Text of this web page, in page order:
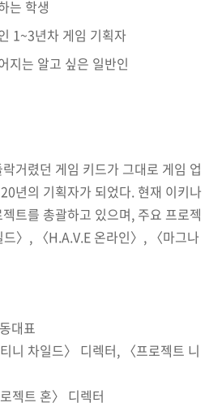
는 학생
1~3년차 게임 기획자
지는 알고 싶은 일반인
거렸던 게임 키드가 그대로 게임 업
년의 기획자가 되었다. 현재 이키나
트를 총괄하고 있으며, 주요 프로젝
〉, 〈H.A.V.E 온라인〉, 〈마그나
대표
니 차일드〉 디렉터, 〈프로젝트 니
젝트 혼〉 디렉터